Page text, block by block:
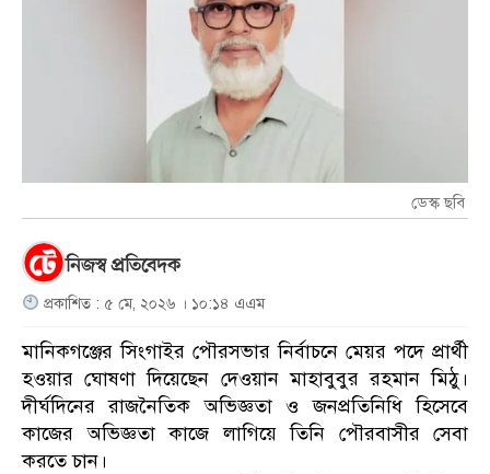
ডেস্ক ছবি
নিজস্ব প্রতিবেদক
প্রকাশিত : ৫ মে, ২০২৬ । ১০:১৪ এএম
মানিকগঞ্জের সিংগাইর পৌরসভার নির্বাচনে মেয়র পদে প্রার্থী
হওয়ার ঘোষণা দিয়েছেন দেওয়ান মাহাবুবুর রহমান মিঠু।
দীর্ঘদিনের রাজনৈতিক অভিজ্ঞতা ও জনপ্রতিনিধি হিসেবে
কাজের অভিজ্ঞতা কাজে লাগিয়ে তিনি পৌরবাসীর সেবা
করতে চান।